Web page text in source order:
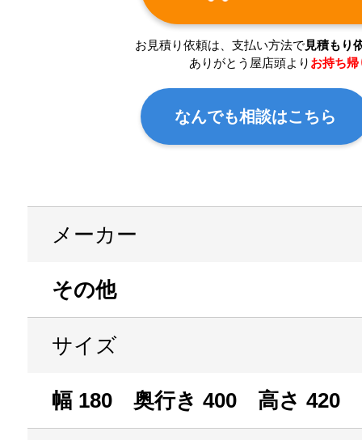
お見積り依頼は、支払い方法で見積もり
ありがとう屋店頭より お持ち帰
なんでも相談はこちら
メーカー
その他
サイズ
幅 180 奥行き 400 高さ 420